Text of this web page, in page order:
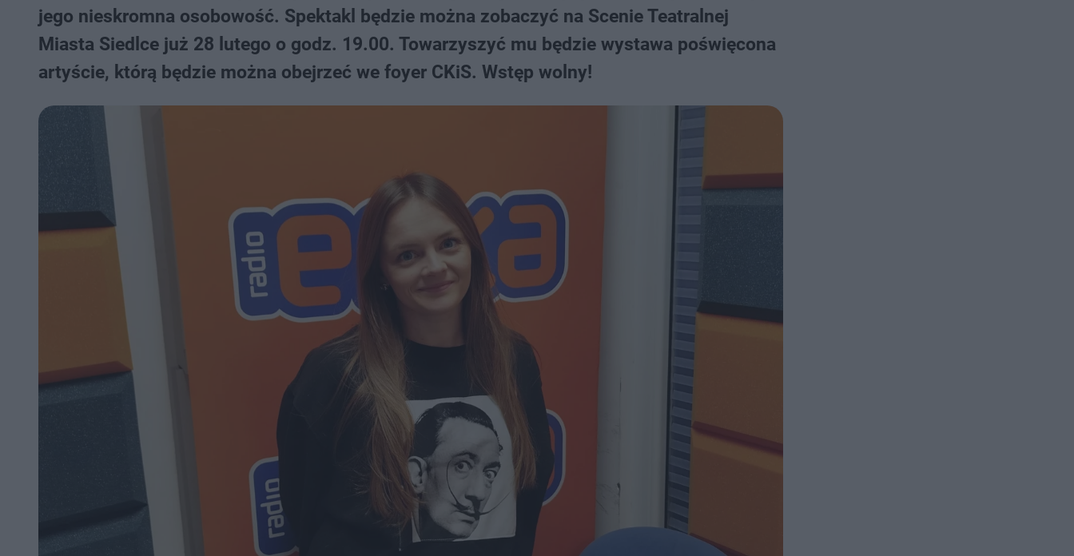
jego nieskromna osobowość. Spektakl będzie można zobaczyć na Scenie Teatralnej
Miasta Siedlce już 28 lutego o godz. 19.00. Towarzyszyć mu będzie wystawa poświęcona
artyście, którą będzie można obejrzeć we foyer CKiS. Wstęp wolny!